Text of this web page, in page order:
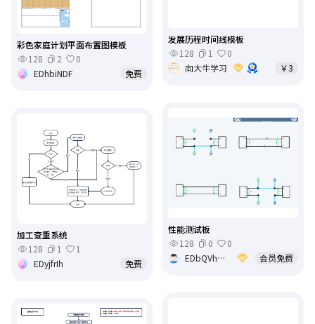
彩色家庭计划平面布置图模板
128
2
0
EDhbiNDF
免费
发展历程时间线模板
128
1
0
向大牛学习
￥3
性能测试板
128
0
0
EDbQVhmQ
会员免费
加工查重系统
128
1
1
EDyjfrIh
免费